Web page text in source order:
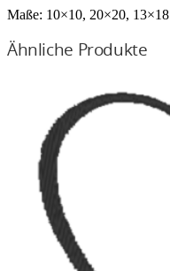
Maße: 10×10, 20×20, 13×18
Ähnliche Produkte